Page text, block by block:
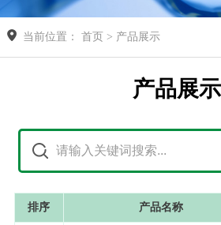
们
当前位置： 首页 > 产品展示
产品展示
排序 产品名称